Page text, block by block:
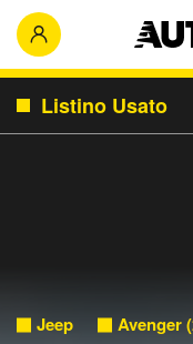
Listino Usato
Jeep Avenger